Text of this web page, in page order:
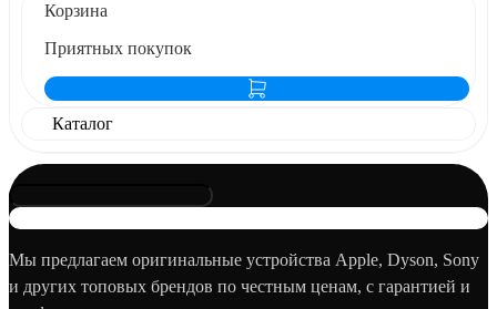
Корзина
Приятных покупок
Каталог
Мы предлагаем оригинальные устройства Apple, Dyson, Sony
и других топовых брендов по честным ценам, с гарантией и